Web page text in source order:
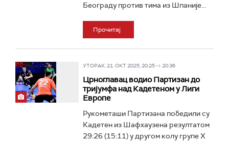
Београду против тима из Шпаније...
Прочитај
УТОРАК, 21. ОКТ 2025, 20:25 -> 20:36
Црноглавац водио Партизан до
тријумфа над Кадетеном у Лиги
Европе
Рукометаши Партизана победили су
Кадетен из Шафхаузена резултатом
29:26 (15:11) у другом колу групе Х